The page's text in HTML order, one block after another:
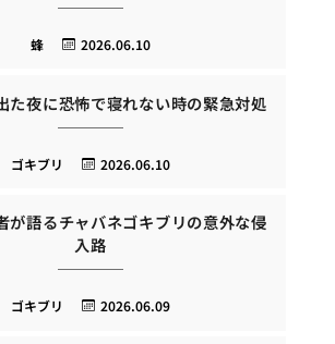
2026.06.10
蜂
た夜に恐怖で寝れない時の緊急対処
2026.06.10
ゴキブリ
が語るチャバネゴキブリの意外な侵
入路
2026.06.09
ゴキブリ